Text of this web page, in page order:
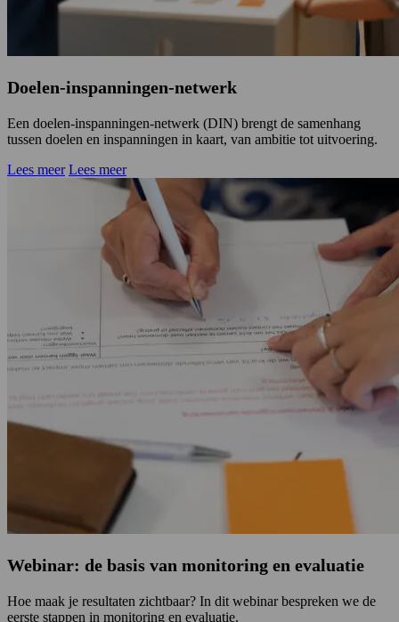
Doelen-inspanningen-netwerk
Een doelen-inspanningen-netwerk (DIN) brengt de samenhang
tussen doelen en inspanningen in kaart, van ambitie tot uitvoering.
Lees meer Lees meer
Webinar: de basis van monitoring en evaluatie
Hoe maak je resultaten zichtbaar? In dit webinar bespreken we de
eerste stappen in monitoring en evaluatie.